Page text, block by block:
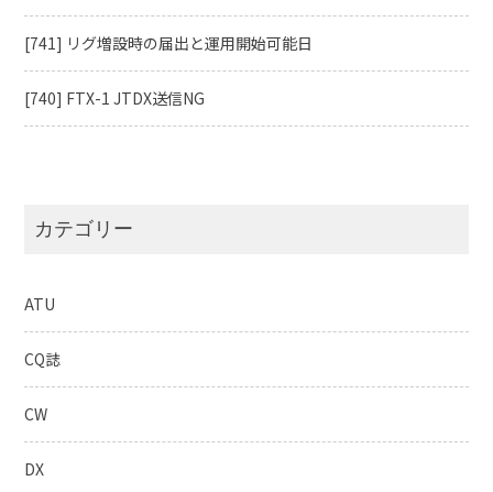
[741] リグ増設時の届出と運用開始可能日
[740] FTX-1 JTDX送信NG
カテゴリー
ATU
CQ誌
CW
DX